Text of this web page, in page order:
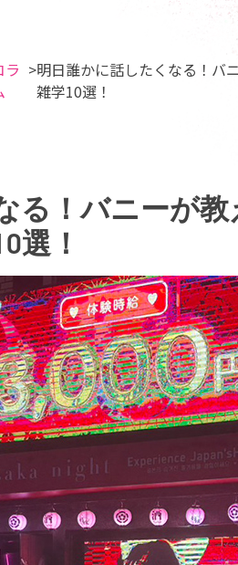
ラ
明日誰かに話したくなる！バ
雑学10選！
る！バニーが
選！